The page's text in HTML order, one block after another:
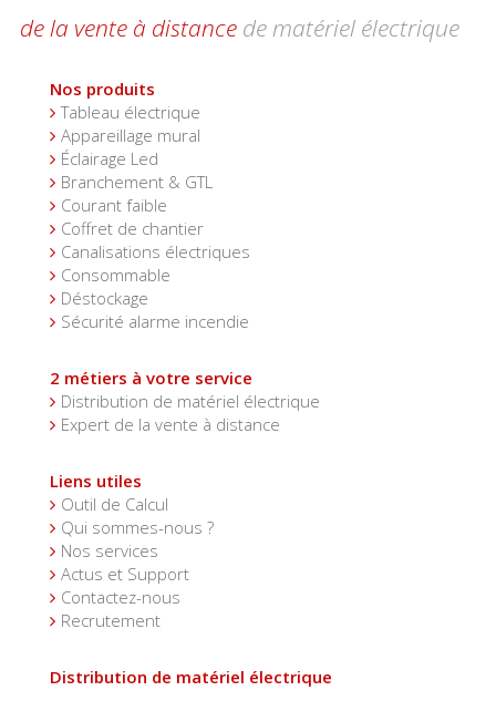
de la vente à distance de matériel électrique
Nos produits
Tableau électrique
Appareillage mural
Éclairage Led
Branchement & GTL
Courant faible
Coffret de chantier
Canalisations électriques
Consommable
Déstockage
Sécurité alarme incendie
2 métiers à votre service
Distribution de matériel électrique
Expert de la vente à distance
Liens utiles
Outil de Calcul
Qui sommes-nous ?
Nos services
Actus et Support
Contactez-nous
Recrutement
Distribution de matériel électrique